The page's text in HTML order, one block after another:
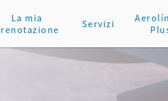
La mia
Servizi